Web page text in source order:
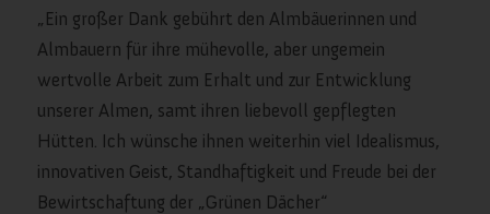
„Ein großer Dank gebührt den Almbäuerinnen und
Almbauern für ihre mühevolle, aber ungemein
wertvolle Arbeit zum Erhalt und zur Entwicklung
unserer Almen, samt ihren liebevoll gepflegten
Hütten. Ich wünsche ihnen weiterhin viel Idealismus,
innovativen Geist, Standhaftigkeit und Freude bei der
Bewirtschaftung der „Grünen Dächer“